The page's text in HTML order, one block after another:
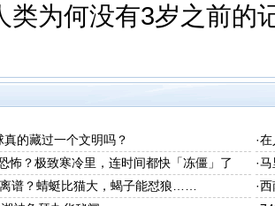
类为何没有3岁之前的
的藏过一个文明吗？ ·在
怖？极致寒冷里，连时间都快「冻僵」了 ·马
谱？蜻蜓比猫大，蝎子能怼狼…… ·西